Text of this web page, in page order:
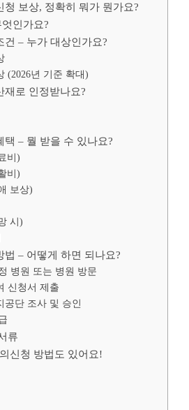
청 보상, 정확히 뭐가 뭔가요?
인가요?
건 – 누가 대상인가요?
(2026년 기준 확대)
재로 인정받나요?
택 – 뭘 받을 수 있나요?
비)
비)
보상)
시)
법 – 어떻게 하면 되나요?
병원 또는 병원 방문
신청서 제출
공단 조사 및 승인
류
신청 방법도 있어요!